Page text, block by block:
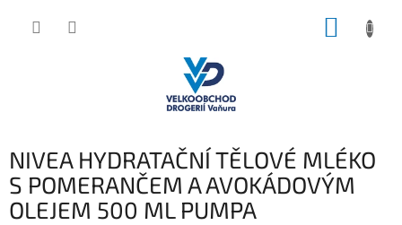
NIVEA HYDRATAČNÍ TĚLOVÉ MLÉKO
S POMERANČEM A AVOKÁDOVÝM
OLEJEM 500 ML PUMPA